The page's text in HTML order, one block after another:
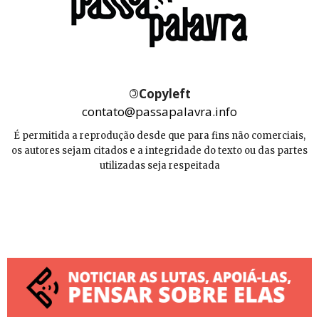
©Copyleft
contato@passapalavra.info
É permitida a reprodução desde que para fins não comerciais,
os autores sejam citados e a integridade do texto ou das partes
utilizadas seja respeitada